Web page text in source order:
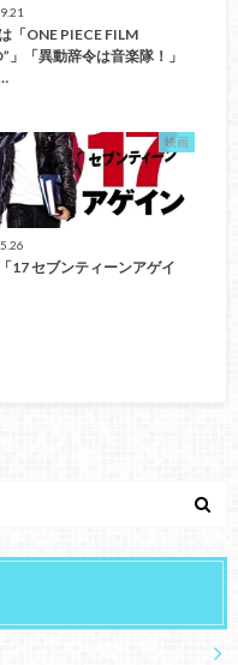
「ONE PIECE FILM
」「異動辞令は音楽隊！」
映画
17 セブンティーンアゲイ